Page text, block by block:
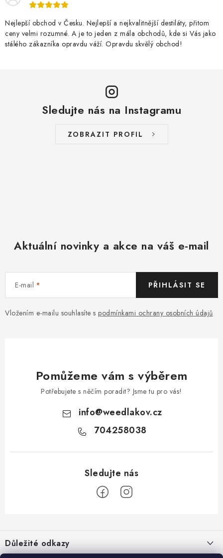
Nejlepší obchod v Česku. Nejlepší a nejkvalitnější destiláty, přitom
ceny velmi rozumné. A je to jeden z mála obchodů, kde si Vás jako
stálého zákazníka opravdu váží. Opravdu skvělý obchod!
Sledujte nás na Instagramu
ZOBRAZIT PROFIL
Aktuální novinky a akce na váš e-mail
E-mail
Vložením e-mailu souhlasíte s podmínkami ochrany osobních údajů
PŘIHLÁSIT SE
Pomůžeme vám s výběrem
Potřebujete s něčím poradit? Jsme tu pro vás!
info@weedlakov.cz
704258038
pDůležité odkazy